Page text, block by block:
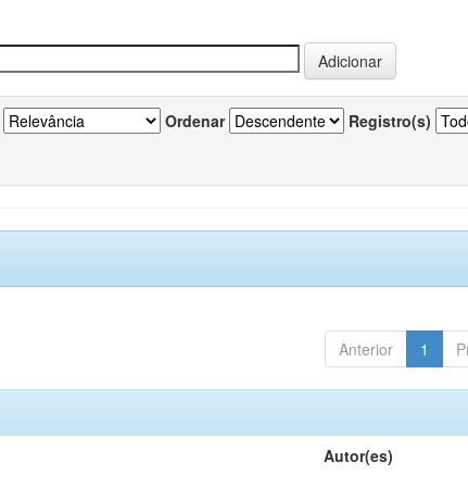
Ordenar Registro(s)
Anterior 1
Autor(es)